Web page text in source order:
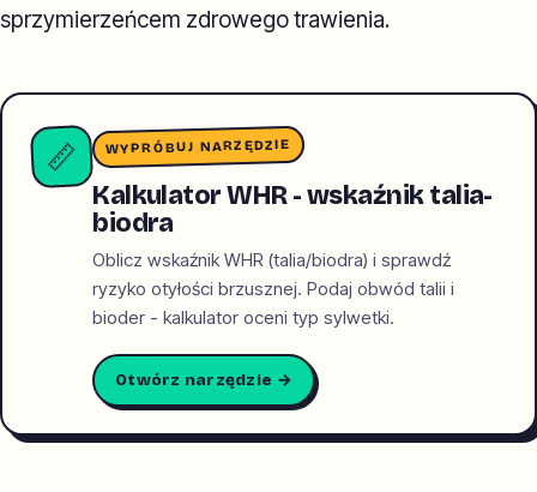
sprzymierzeńcem zdrowego trawienia.
📏 WYPRÓBUJ NARZĘDZIE
Kalkulator WHR - wskaźnik talia-
biodra
Oblicz wskaźnik WHR (talia/biodra) i sprawdź
ryzyko otyłości brzusznej. Podaj obwód talii i
bioder - kalkulator oceni typ sylwetki.
Otwórz narzędzie →